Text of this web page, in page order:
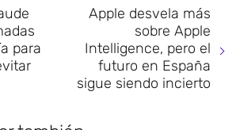
para
Apple desvela más
sobre Apple
Intelligence, pero el
futuro en España
sigue siendo incierto